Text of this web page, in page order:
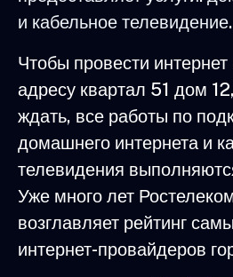
и кабельное телевидение.
Чтобы провести интернет
адресу квартал 51 дом
ждать, все работы по
домашнего интернета и
телевидения
Уже много лет
возглавляет рейтинг
интернет-провайдеров